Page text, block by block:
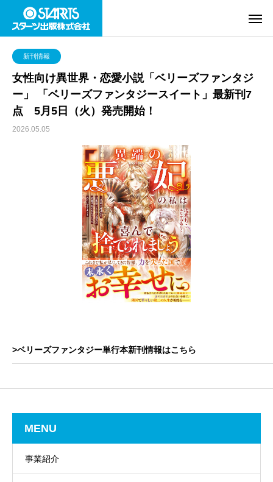
新刊情報
女性向け異世界・恋愛小説「ベリーズファンタジ
ー」 「ベリーズファンタジースイート」最新刊7
点 5月5日（火）発売開始！
2026.05.05
>ベリーズファンタジー単行本新刊情報はこちら
MENU
事業紹介